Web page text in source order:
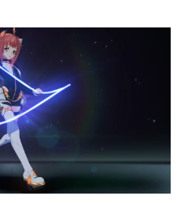
o Mi
temporada
podrían